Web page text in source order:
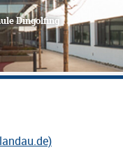
Dingolfing